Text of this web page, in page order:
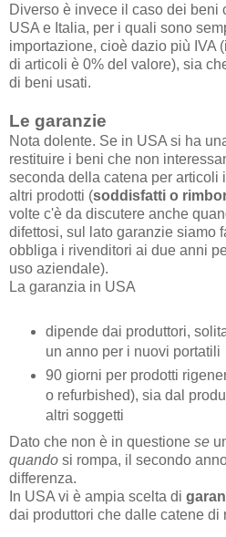
Diverso è invece il caso dei beni
USA e Italia, per i quali sono
importazione, cioè dazio più IVA
di articoli è 0% del valore), sia
di beni usati.
Le garanzie
Nota dolente. Se in USA si ha
restituire i beni che non
seconda della catena per articoli
altri prodotti (soddisfatti o
volte c'è da discutere anche
difettosi, sul lato garanzie siamo
obbliga i rivenditori ai due anni
uso aziendale).
La garanzia in USA
dipende dai produttori,
un anno per i nuovi portatili
90 giorni per prodotti
o refurbished), sia dal
altri soggetti
Dato che non è in questione se
quando si rompa, il secondo
differenza.
In USA vi è ampia scelta di
dai produttori che dalle catene di